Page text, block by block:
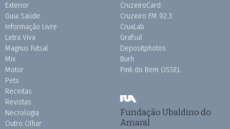
Exterior
Guia Saúde
Informação Livre
Letra Viva
Magnus Futsal
Mix
Motor
Pets
Receitas
Revistas
Necrologia
Outro Olhar
CruzeiroCard
Cruzeiro FM 92.3
CruxLab
Grafsul
Depositphotos
Burh
Pink do Bem OSSEL
Fundação Ubaldino do
Amaral